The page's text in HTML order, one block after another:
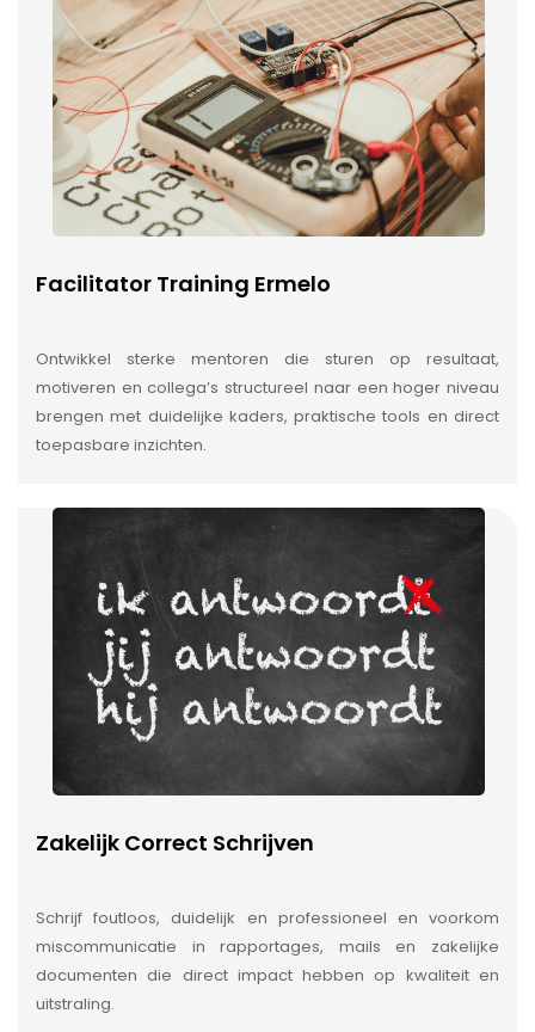
Facilitator Training Ermelo
Ontwikkel sterke mentoren die sturen op resultaat,
motiveren en collega’s structureel naar een hoger niveau
brengen met duidelijke kaders, praktische tools en direct
toepasbare inzichten.
Zakelijk Correct Schrijven
Schrijf foutloos, duidelijk en professioneel en voorkom
miscommunicatie in rapportages, mails en zakelijke
documenten die direct impact hebben op kwaliteit en
uitstraling.